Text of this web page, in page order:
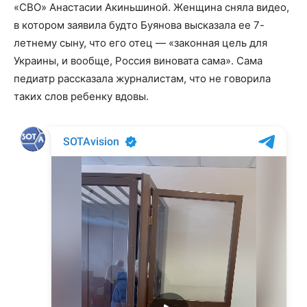
«СВО» Анастасии Акиньшиной. Женщина сняла видео,
в котором заявила будто Буянова высказала ее 7-
летнему сыну, что его отец — «законная цель для
Украины, и вообще, Россия виновата сама». Сама
педиатр рассказала журналистам, что не говорила
таких слов ребенку вдовы.